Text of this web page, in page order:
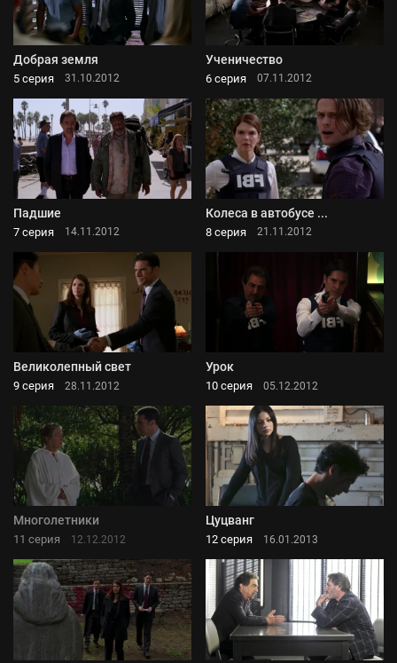
Добрая земля
5 серия 31.10.2012
Ученичество
6 серия 07.11.2012
Падшие
7 серия 14.11.2012
Колеса в автобусе ...
8 серия 21.11.2012
Великолепный свет
9 серия 28.11.2012
Урок
10 серия 05.12.2012
Многолетники
11 серия 12.12.2012
Цуцванг
12 серия 16.01.2013